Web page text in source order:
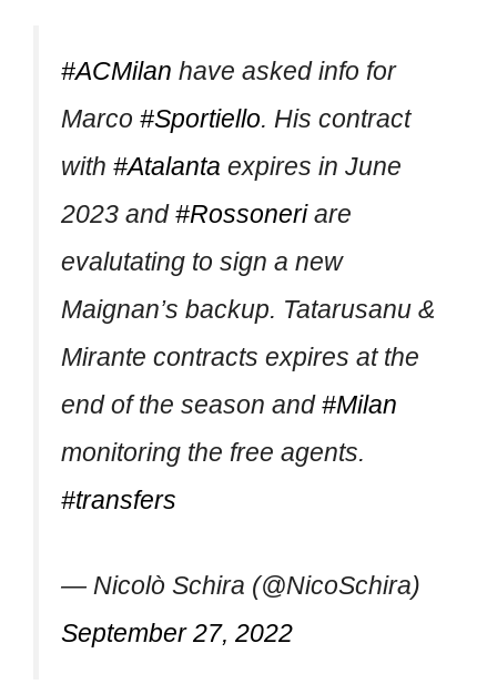
#ACMilan have asked info for
Marco #Sportiello. His contract
with #Atalanta expires in June
2023 and#Rossoneriare
evalutating to sign a new
Maignan’s backup. Tatarusanu &
Mirante contracts expires at the
end of the season and#Milan
monitoring the free agents.
#transfers
— Nicolò Schira (@NicoSchira)
September 27, 2022